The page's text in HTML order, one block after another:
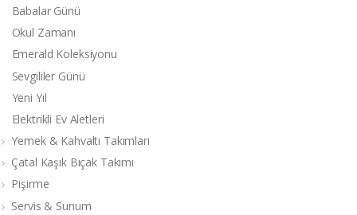
Babalar Günü
Okul Zamanı
Emerald Koleksiyonu
Sevgililer Günü
Yeni Yıl
Elektrikli Ev Aletleri
Yemek & Kahvaltı Takımları
Çatal Kaşık Bıçak Takımı
Pişirme
Servis & Sunum